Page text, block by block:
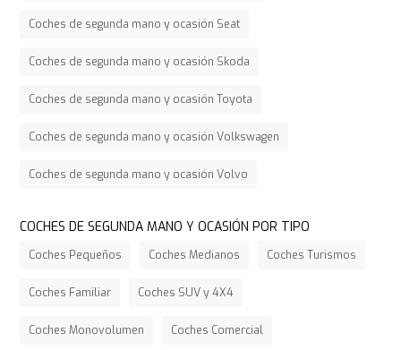
Coches de segunda mano y ocasión Seat
Coches de segunda mano y ocasión Skoda
Coches de segunda mano y ocasión Toyota
Coches de segunda mano y ocasión Volkswagen
Coches de segunda mano y ocasión Volvo
COCHES DE SEGUNDA MANO Y OCASIÓN POR TIPO
Coches Pequeños Coches Medianos Coches Turismos
Coches Familiar Coches SUV y 4X4
Coches Monovolumen Coches Comercial